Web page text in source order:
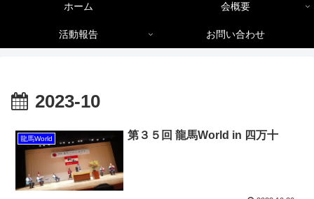
ホーム 会概要
活動報告 お問い合わせ
2023-10
龍馬World 第３５回 龍馬World in 四万十